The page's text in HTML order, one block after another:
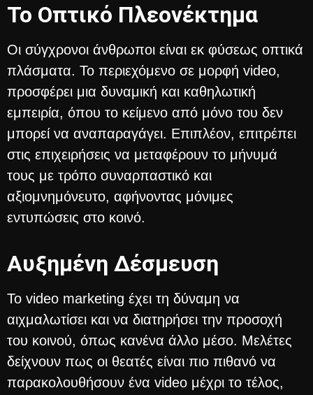
Το Οπτικό Πλεονέκτημα
Οι σύγχρονοι άνθρωποι είναι εκ φύσεως οπτικά
πλάσματα. Το περιεχόμενο σε μορφή video,
προσφέρει μια δυναμική και καθηλωτική
εμπειρία, όπου το κείμενο από μόνο του δεν
μπορεί να αναπαραγάγει. Επιπλέον, επιτρέπει
στις επιχειρήσεις να μεταφέρουν το μήνυμά
τους με τρόπο συναρπαστικό και
αξιομνημόνευτο, αφήνοντας μόνιμες
εντυπώσεις στο κοινό.
Αυξημένη Δέσμευση
Το video marketing έχει τη δύναμη να
αιχμαλωτίσει και να διατηρήσει την προσοχή
του κοινού, όπως κανένα άλλο μέσο. Μελέτες
δείχνουν πως οι θεατές είναι πιο πιθανό να
παρακολουθήσουν ένα video μέχρι το τέλος,